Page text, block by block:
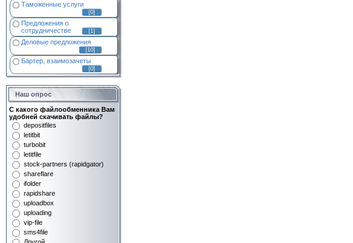
Таможенные услуги
[0]
Предложения о
сотрудничестве
[1]
Деловые предложения
[10]
Бартер, взаимозачеты
[0]
Наш опрос
С какого файлообменника Вам
удобней скачивать файлы?
depositfiles
letitbit
turbobit
letitfile
stock-partners (rapidgator)
shareflare
ifolder
rapidshare
uploadbox
uploading
vip-file
sms4file